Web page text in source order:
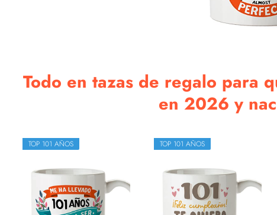
Todo en tazas de regalo para
en 2026 y
TOP 101 AÑOS TOP 101 AÑOS